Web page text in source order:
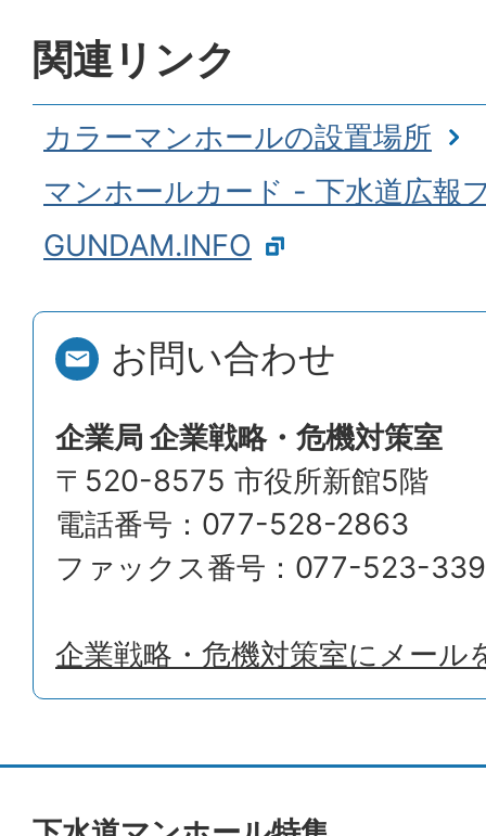
関連リンク
カラーマンホールの設置場所
マンホールカード - 下水道広報
GUNDAM.INFO
お問い合わせ
企業局 企業戦略・危機対策室
〒520-8575 市役所新館5階
電話番号：077-528-2863
ファックス番号：077-523-
企業戦略・危機対策室にメール